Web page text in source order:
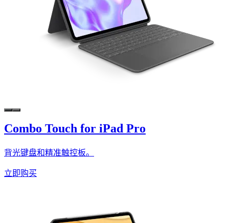
Combo Touch for iPad Pro
背光键盘和精准触控板。
立即购买